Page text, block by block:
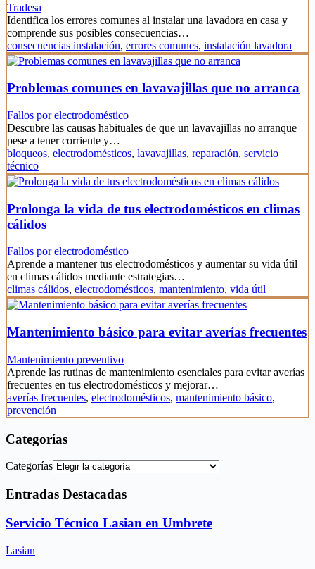
Tradesa
Identifica los errores comunes al instalar una lavadora en casa y
comprende sus posibles consecuencias…
consecuencias instalación, errores comunes, instalación lavadora
Problemas comunes en lavavajillas que no arranca
Fallos por electrodoméstico
Descubre las causas habituales de que un lavavajillas no arranque
pese a tener corriente y…
bloqueos, electrodomésticos, lavavajillas, reparación, servicio
técnico
Prolonga la vida de tus electrodomésticos en climas
cálidos
Fallos por electrodoméstico
Aprende a mantener tus electrodomésticos y aumentar su vida útil
en climas cálidos mediante estrategias…
climas cálidos, electrodomésticos, mantenimiento, vida útil
Mantenimiento básico para evitar averías frecuentes
Mantenimiento preventivo
Aprende las rutinas de mantenimiento esenciales para evitar averías
frecuentes en tus electrodomésticos y mejorar…
averías frecuentes, electrodomésticos, mantenimiento básico,
prevención
Categorías
Categorías
Entradas Destacadas
Servicio Técnico Lasian en Umbrete
Lasian